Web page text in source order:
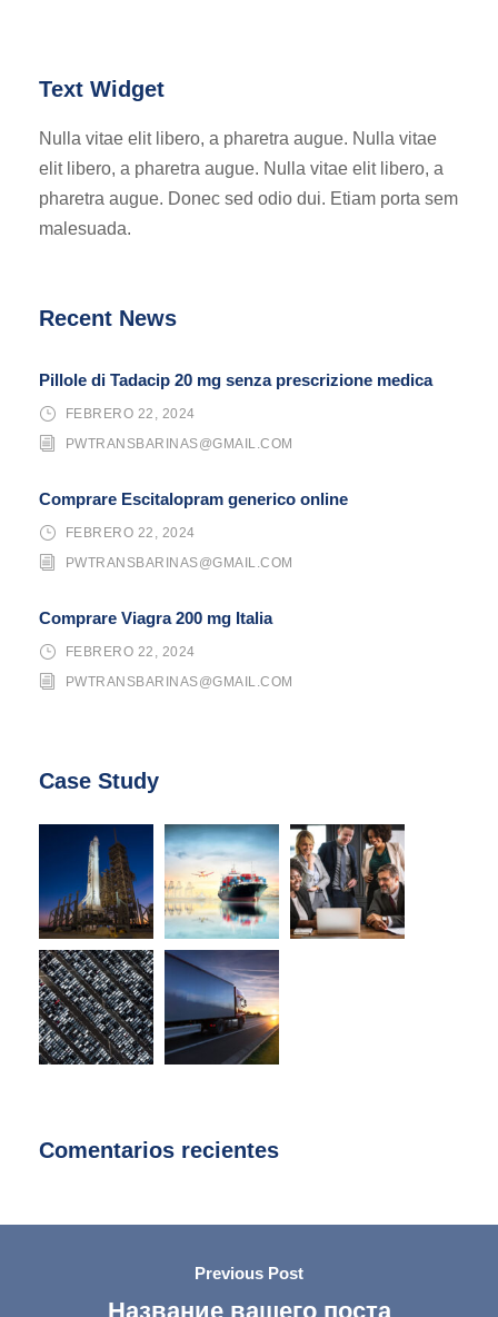
Text Widget
Nulla vitae elit libero, a pharetra augue. Nulla vitae
elit libero, a pharetra augue. Nulla vitae elit libero, a
pharetra augue. Donec sed odio dui. Etiam porta sem
malesuada.
Recent News
Pillole di Tadacip 20 mg senza prescrizione medica
FEBRERO 22, 2024
PWTRANSBARINAS@GMAIL.COM
Comprare Escitalopram generico online
FEBRERO 22, 2024
PWTRANSBARINAS@GMAIL.COM
Comprare Viagra 200 mg Italia
FEBRERO 22, 2024
PWTRANSBARINAS@GMAIL.COM
Case Study
Comentarios recientes
Previous Post
Название вашего поста